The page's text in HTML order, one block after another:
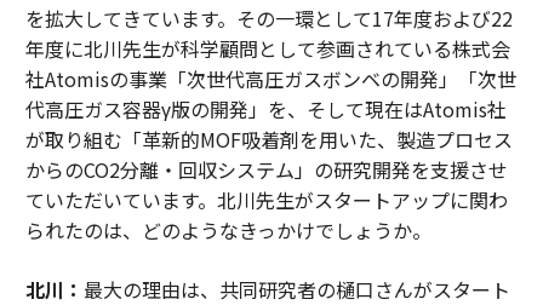
を拡大してきています。その一環として17年度および22
年度に北川先生が科学顧問として参画されている株式会
社Atomisの事業「次世代高圧ガスボンベの開発」「次世
代高圧ガス容器γ版の開発」を、そして現在はAtomis社
が取り組む「革新的MOF吸着剤を用いた、製造プロセス
からのCO2分離・回収システム」の研究開発を支援させ
ていただいています。北川先生がスタートアップに関わ
られたのは、どのようなきっかけでしょうか。
北川： 最大の理由は、共同研究者の樋口さんがスタート